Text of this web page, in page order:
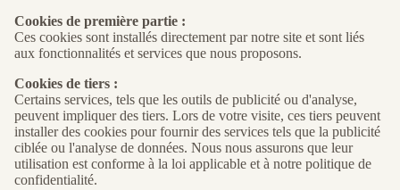
Cookies de première partie :
Ces cookies sont installés directement par notre site et sont liés
aux fonctionnalités et services que nous proposons.
Cookies de tiers :
Certains services, tels que les outils de publicité ou d'analyse,
peuvent impliquer des tiers. Lors de votre visite, ces tiers peuvent
installer des cookies pour fournir des services tels que la publicité
ciblée ou l'analyse de données. Nous nous assurons que leur
utilisation est conforme à la loi applicable et à notre politique de
confidentialité.